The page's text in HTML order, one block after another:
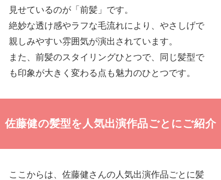
見せているのが「前髪」です。
絶妙な透け感やラフな毛流れにより、やさしげで
親しみやすい雰囲気が演出されています。
また、前髪のスタイリングひとつで、同じ髪型で
も印象が大きく変わる点も魅力のひとつです。
佐藤健の髪型を人気出演作品ごとにご紹介
ここからは、佐藤健さんの人気出演作品ごとに髪